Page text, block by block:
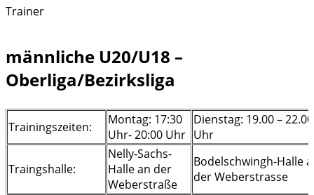
Trainer
männliche U20/U18 –
Oberliga/Bezirksliga
Trainingszeiten:
Montag: 17:30
Uhr- 20:00 Uhr
Dienstag: 19.00 – 22.00
Uhr
Traingshalle:
Nelly-Sachs-
Halle an der
Weberstraße
Bodelschwingh-Halle
der Weberstrasse